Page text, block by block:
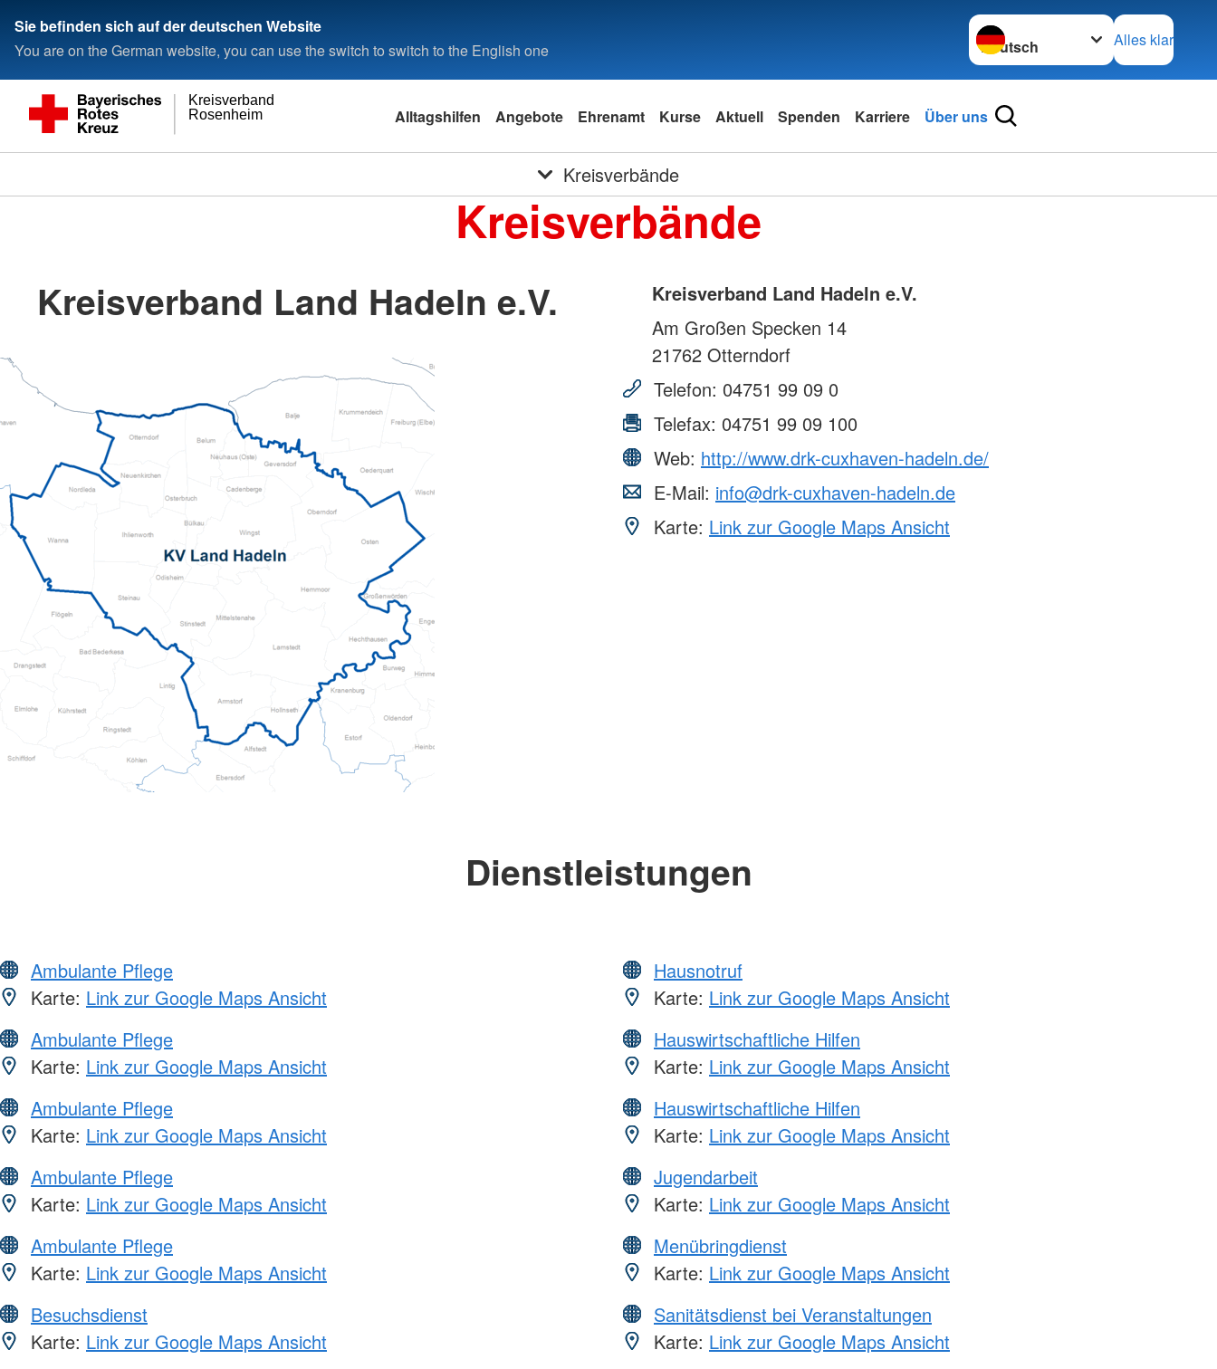
Sie befinden sich auf der deutschen Website
You are on the German website, you can use the switch to switch to the English one
Sprache wechseln zu
Alles klar
Rosenheim
Kreisverband
Alltagshilfen Angebote Ehrenamt Kurse Aktuell Spenden Karriere Über uns
Kreisverbände
Kreisverbände
Kreisverband Land Hadeln e.V.
Kreisverband Land Hadeln e.V.
Am Großen Specken 14
21762 Otterndorf
Telefon: 04751 99 09 0
Telefax: 04751 99 09 100
Web: http://www.drk-cuxhaven-hadeln.de/
E-Mail: info@drk-cuxhaven-hadeln.de
Karte: Link zur Google Maps Ansicht
Dienstleistungen
Ambulante Pflege
Karte: Link zur Google Maps Ansicht
Ambulante Pflege
Karte: Link zur Google Maps Ansicht
Ambulante Pflege
Karte: Link zur Google Maps Ansicht
Ambulante Pflege
Karte: Link zur Google Maps Ansicht
Ambulante Pflege
Karte: Link zur Google Maps Ansicht
Besuchsdienst
Karte: Link zur Google Maps Ansicht
Hausnotruf
Karte: Link zur Google Maps Ansicht
Hauswirtschaftliche Hilfen
Karte: Link zur Google Maps Ansicht
Hauswirtschaftliche Hilfen
Karte: Link zur Google Maps Ansicht
Jugendarbeit
Karte: Link zur Google Maps Ansicht
Menübringdienst
Karte: Link zur Google Maps Ansicht
Sanitätsdienst bei Veranstaltungen
Karte: Link zur Google Maps Ansicht